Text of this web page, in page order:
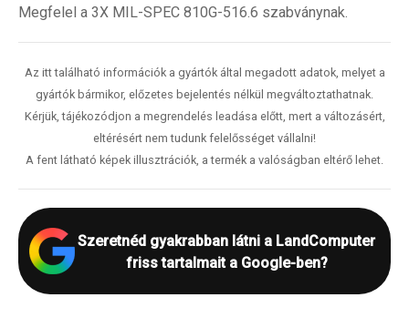
Megfelel a 3X MIL-SPEC 810G-516.6 szabványnak.
Az itt található információk a gyártók által megadott adatok, melyet a
gyártók bármikor, előzetes bejelentés nélkül megváltoztathatnak.
Kérjük, tájékozódjon a megrendelés leadása előtt, mert a változásért,
eltérésért nem tudunk felelősséget vállalni!
A fent látható képek illusztrációk, a termék a valóságban eltérő lehet.
Szeretnéd gyakrabban látni a LandComputer
friss tartalmait a Google-ben?